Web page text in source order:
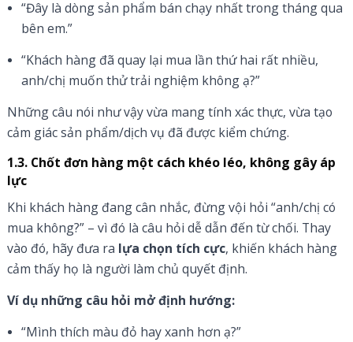
“Đây là dòng sản phẩm bán chạy nhất trong tháng qua
bên em.”
“Khách hàng đã quay lại mua lần thứ hai rất nhiều,
anh/chị muốn thử trải nghiệm không ạ?”
Những câu nói như vậy vừa mang tính xác thực, vừa tạo
cảm giác sản phẩm/dịch vụ đã được kiểm chứng.
1.3. Chốt đơn hàng một cách khéo léo, không gây áp
lực
Khi khách hàng đang cân nhắc, đừng vội hỏi “anh/chị có
mua không?” – vì đó là câu hỏi dễ dẫn đến từ chối. Thay
vào đó, hãy đưa ra lựa chọn tích cực, khiến khách hàng
cảm thấy họ là người làm chủ quyết định.
Ví dụ những câu hỏi mở định hướng:
“Mình thích màu đỏ hay xanh hơn ạ?”